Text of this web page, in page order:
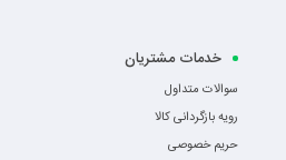
خدمات مشتریان
سوالات متداول
رویه بازگردانی کالا
حریم خصوصی